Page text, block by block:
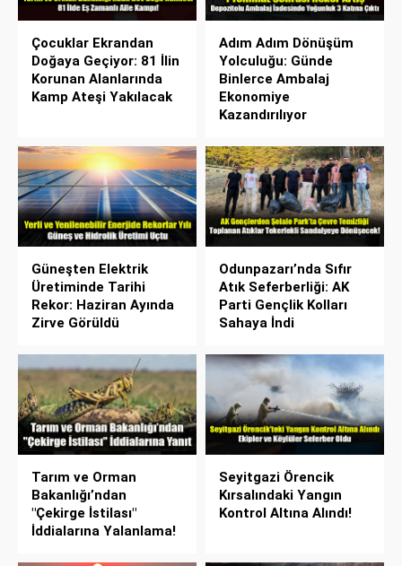
Çocuklar Ekrandan
Doğaya Geçiyor: 81 İlin
Korunan Alanlarında
Kamp Ateşi Yakılacak
Adım Adım Dönüşüm
Yolculuğu: Günde
Binlerce Ambalaj
Ekonomiye
Kazandırılıyor
Güneşten Elektrik
Üretiminde Tarihi
Rekor: Haziran Ayında
Zirve Görüldü
Odunpazarı’nda Sıfır
Atık Seferberliği: AK
Parti Gençlik Kolları
Sahaya İndi
Tarım ve Orman
Bakanlığı’ndan
"Çekirge İstilası"
İddialarına Yalanlama!
Seyitgazi Örencik
Kırsalındaki Yangın
Kontrol Altına Alındı!